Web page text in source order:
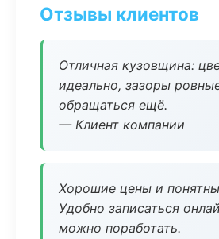
Отзывы клиентов
Отличная кузовщина:
идеально, зазоры
обращаться ещё.
— Клиент компании
Хорошие цены и
Удобно записаться
можно поработать.